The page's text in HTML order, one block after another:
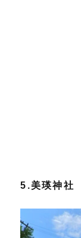
5.美瑛神社